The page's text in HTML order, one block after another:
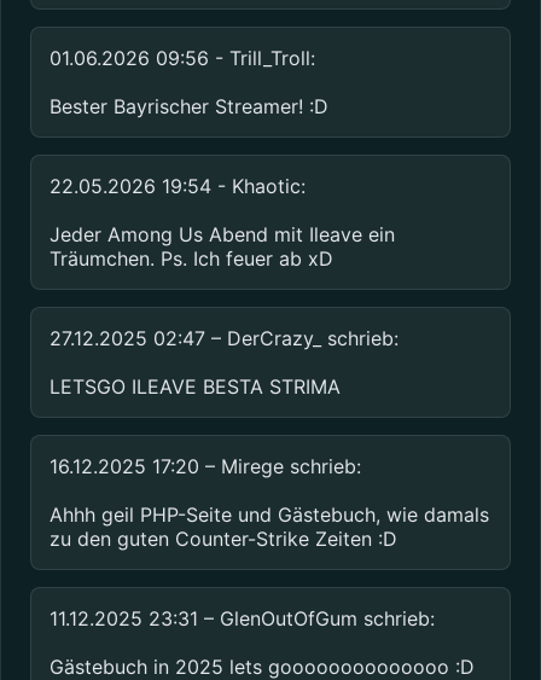
01.06.2026 09:56 - Trill_Troll:
Bester Bayrischer Streamer! :D
22.05.2026 19:54 - Khaotic:
Jeder Among Us Abend mit Ileave ein
Träumchen. Ps. Ich feuer ab xD
27.12.2025 02:47 – DerCrazy_ schrieb:
LETSGO ILEAVE BESTA STRIMA
16.12.2025 17:20 – Mirege schrieb:
Ahhh geil PHP-Seite und Gästebuch, wie damals
zu den guten Counter-Strike Zeiten :D
11.12.2025 23:31 – GlenOutOfGum schrieb:
Gästebuch in 2025 lets goooooooooooooo :D